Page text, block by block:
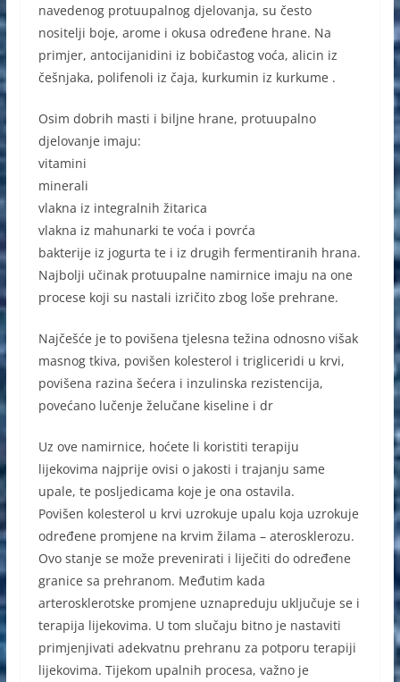
navedenog protuupalnog djelovanja, su često
nositelji boje, arome i okusa određene hrane. Na
primjer, antocijanidini iz bobičastog voća, alicin iz
češnjaka, polifenoli iz čaja, kurkumin iz kurkume .
Osim dobrih masti i biljne hrane, protuupalno
djelovanje imaju:
vitamini
minerali
vlakna iz integralnih žitarica
vlakna iz mahunarki te voća i povrća
bakterije iz jogurta te i iz drugih fermentiranih hrana.
Najbolji učinak protuupalne namirnice imaju na one
procese koji su nastali izričito zbog loše prehrane.
Najčešće je to povišena tjelesna težina odnosno višak
masnog tkiva, povišen kolesterol i trigliceridi u krvi,
povišena razina šećera i inzulinska rezistencija,
povećano lučenje želučane kiseline i dr
Uz ove namirnice, hoćete li koristiti terapiju
lijekovima najprije ovisi o jakosti i trajanju same
upale, te posljedicama koje je ona ostavila.
Povišen kolesterol u krvi uzrokuje upalu koja uzrokuje
određene promjene na krvim žilama – aterosklerozu.
Ovo stanje se može prevenirati i liječiti do određene
granice sa prehranom. Međutim kada
arterosklerotske promjene uznapreduju uključuje se i
terapija lijekovima. U tom slučaju bitno je nastaviti
primjenjivati adekvatnu prehranu za potporu terapiji
lijekovima. Tijekom upalnih procesa, važno je